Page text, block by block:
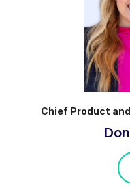
Chief Product